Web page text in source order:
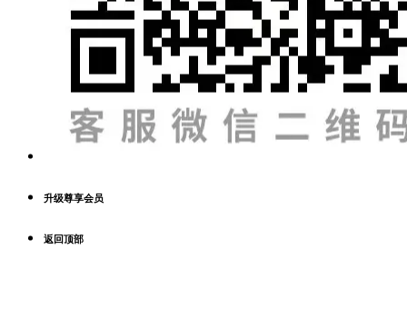
升级尊享会员
返回顶部